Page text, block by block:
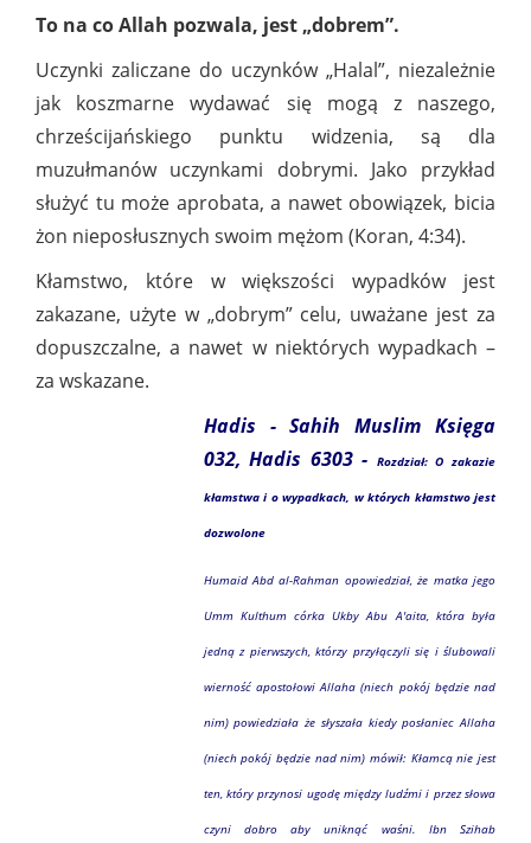
To na co Allah pozwala, jest „dobrem”.
Uczynki zaliczane do uczynków „Halal”, niezależnie
jak koszmarne wydawać się mogą z naszego,
chrześcijańskiego punktu widzenia, są dla
muzułmanów uczynkami dobrymi. Jako przykład
służyć tu może aprobata, a nawet obowiązek, bicia
żon nieposłusznych swoim mężom (Koran, 4:34).
Kłamstwo, które w większości wypadków jest
zakazane, użyte w „dobrym” celu, uważane jest za
dopuszczalne, a nawet w niektórych wypadkach –
za wskazane.
Hadis - Sahih Muslim Księga
032, Hadis 6303 - Rozdział: O zakazie
kłamstwa i o wypadkach, w których kłamstwo jest
dozwolone
Humaid Abd al-Rahman opowiedział, że matka jego
Umm Kulthum córka Ukby Abu A'aita, która była
jedną z pierwszych, którzy przyłączyli się i ślubowali
wierność apostołowi Allaha (niech pokój będzie nad
nim) powiedziała że słyszała kiedy posłaniec Allaha
(niech pokój będzie nad nim) mówił: Kłamcą nie jest
ten, który przynosi ugodę między ludźmi i przez słowa
czyni dobro aby uniknąć waśni. Ibn Szihab